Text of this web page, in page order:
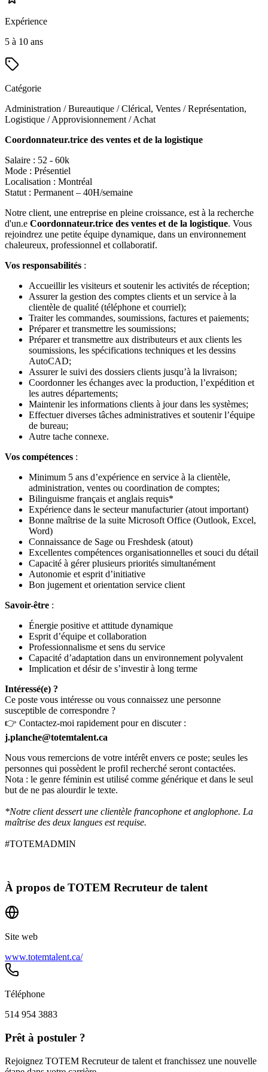
Expérience
5 à 10 ans
Catégorie
Administration / Bureautique / Clérical, Ventes / Représentation,
Logistique / Approvisionnement / Achat
Coordonnateur.trice des ventes et de la logistique
Salaire : 52 - 60k
Mode : Présentiel
Localisation : Montréal
Statut : Permanent – 40H/semaine
Notre client, une entreprise en pleine croissance, est à la recherche
d'un.e Coordonnateur.trice des ventes et de la logistique. Vous
rejoindrez une petite équipe dynamique, dans un environnement
chaleureux, professionnel et collaboratif.
Vos responsabilités :
Accueillir les visiteurs et soutenir les activités de réception;
Assurer la gestion des comptes clients et un service à la
clientèle de qualité (téléphone et courriel);
Traiter les commandes, soumissions, factures et paiements;
Préparer et transmettre les soumissions;
Préparer et transmettre aux distributeurs et aux clients les
soumissions, les spécifications techniques et les dessins
AutoCAD;
Assurer le suivi des dossiers clients jusqu’à la livraison;
Coordonner les échanges avec la production, l’expédition et
les autres départements;
Maintenir les informations clients à jour dans les systèmes;
Effectuer diverses tâches administratives et soutenir l’équipe
de bureau;
Autre tache connexe.
Vos compétences :
Minimum 5 ans d’expérience en service à la clientèle,
administration, ventes ou coordination de comptes;
Bilinguisme français et anglais requis*
Expérience dans le secteur manufacturier (atout important)
Bonne maîtrise de la suite Microsoft Office (Outlook, Excel,
Word)
Connaissance de Sage ou Freshdesk (atout)
Excellentes compétences organisationnelles et souci du détail
Capacité à gérer plusieurs priorités simultanément
Autonomie et esprit d’initiative
Bon jugement et orientation service client
Savoir-être :
Énergie positive et attitude dynamique
Esprit d’équipe et collaboration
Professionnalisme et sens du service
Capacité d’adaptation dans un environnement polyvalent
Implication et désir de s’investir à long terme
Intéressé(e) ?
Ce poste vous intéresse ou vous connaissez une personne
susceptible de correspondre ?
👉 Contactez-moi rapidement pour en discuter :
j.planche@totemtalent.ca
Nous vous remercions de votre intérêt envers ce poste; seules les
personnes qui possèdent le profil recherché seront contactées.
Nota : le genre féminin est utilisé comme générique et dans le seul
but de ne pas alourdir le texte.
*Notre client dessert une clientèle francophone et anglophone. La
maîtrise des deux langues est requise.
#TOTEMADMIN
À propos de TOTEM Recruteur de talent
Site web
www.totemtalent.ca/
Téléphone
514 954 3883
Prêt à postuler ?
Rejoignez TOTEM Recruteur de talent et franchissez une nouvelle